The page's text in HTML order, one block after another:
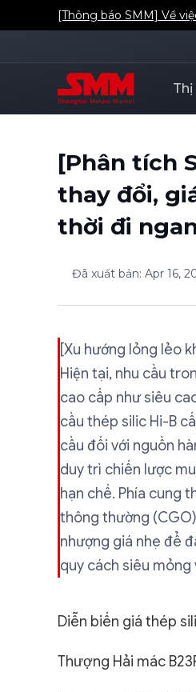
[Thông báo SMM] Về
[Phân tích
thay đổi,
thời đi
Đã xuất bản: Apr 16,
[Xu hướng lỏng lẻo
Hiện tại, nhu cầu
cao cấp như siêu
cầu thép silic Hi-B
cầu đối với nguồn
duy trì chiến lược
hạn chế. Phía cung
thông thường
nhượng giá nhẹ để
quy cách siêu mỏng
Diễn biến giá thép
Thượng Hải mác